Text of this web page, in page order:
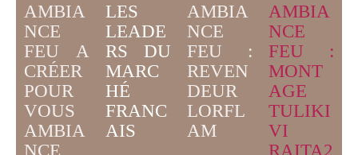
AMBIA
NCE
FEU A
CRÉER
POUR
VOUS
AMBIA
NCE
LES
LEADE
RS DU
MARC
HÉ
FRANC
AIS
AMBIA
NCE
FEU :
REVEN
DEUR
LORFL
AM
AMBIA
NCE
FEU :
MONT
AGE
TULIKI
VI
RAITA2